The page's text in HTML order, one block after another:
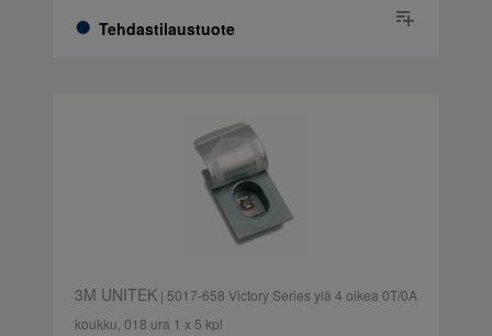
Tehdastilaustuote
3M UNITEK| 5017-658 Victory Series ylä 4 oikea 0T/0A
koukku, 018 ura 1 x 5 kpl